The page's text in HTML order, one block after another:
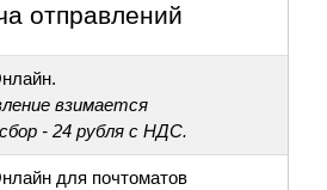
отправлений
взимается
- 24 рубля с НДС.
для почтоматов